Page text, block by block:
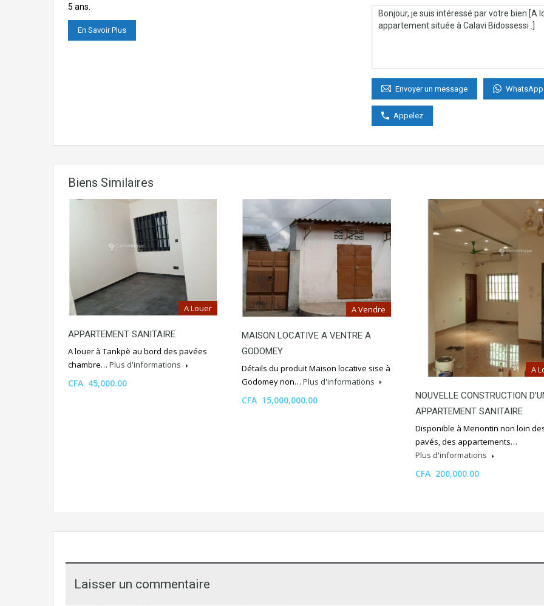
5 ans.
En Savoir Plus
Envoyer un message WhatsApp
Appelez
Biens Similaires
A Louer
APPARTEMENT SANITAIRE
A louer à Tankpè au bord des pavées
chambre… Plus d'informations
CFA 45,000.00
A Vendre
MAISON LOCATIVE A VENTRE A
GODOMEY
Détails du produit Maison locative sise à
Godomey non… Plus d'informations
CFA 15,000,000.00
A
NOUVELLE CONSTRUCTION
APPARTEMENT SANITAIRE
Disponible à Menontin non loin
pavés, des appartements…
Plus d'informations
CFA 200,000.00
Laisser un commentaire